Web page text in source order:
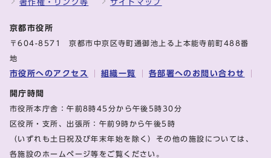
著作権・リンク等 サイトマップ
京都市役所
〒604-8571 京都市中京区寺町通御池上る上本能寺前町488番
地
市役所へのアクセス 組織一覧 各部署へのお問い合わせ
開庁時間
市役所本庁舎：午前8時45分から午後5時30分
区役所・支所、出張所：午前9時から午後5時
（いずれも土日祝及び年末年始を除く）その他の施設については、
各施設のホームページ等をご覧ください。